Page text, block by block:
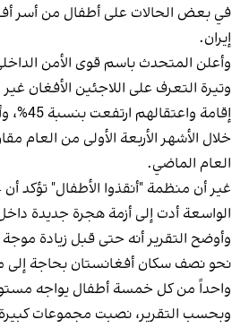
في بعض الحالات على أطفال من أسر
إيران.
وأعلن المتحدث باسم قوى الأمن
وتيرة التعرف على اللاجئين الأفغان
إقامة
خلال الأشهر الأربعة الأولى من العام
العام الماضي.
غير أن منظمة "أنقذوا الأطفال" تؤكد
الواسعة أدت إلى أزمة هجرة جديدة
وأوضح التقرير أنه حتى قبل زيادة
نحو نصف سكان أفغانستان بحاجة إلى
واحداً من كل خمسة أطفال يواجه
وبحسب التقرير، نصبت مجموعات